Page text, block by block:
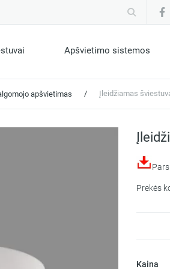
Apšvietimo sistemos
apšvietimas / Įleidžiamas
Prekės
Kaina